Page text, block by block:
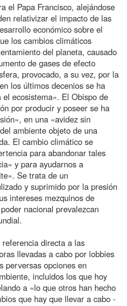
el Papa Francisco, alejándose
relativizar el impacto de las
económico sobre el
los cambios climáticos
del planeta, causado
de gases de efecto
provocado, a su vez, por la
los últimos decenios se ha
ecosistema». El Obispo de
por producir y poseer se ha
en una «avidez sin
ambiente objeto de una
El cambio climático se
para abandonar tales
y para ayudarnos a
Se trata de un
y suprimido por la presión
intereses mezquinos de
nacional prevalezcan
directa a las
llevadas a cabo por lobbies
perversas opciones en
incluidos los que hoy
a «lo que otros han hecho
que hay que llevar a cabo -